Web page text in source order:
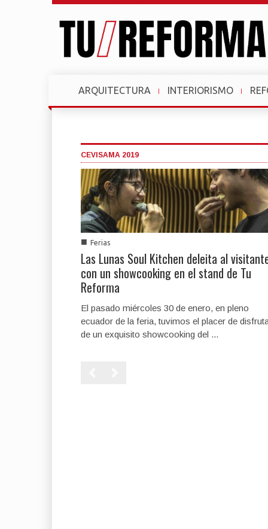
ARQUITECTURA INTERIORISMO
CEVISAMA 2019
■ Ferias
Las Lunas Soul Kitchen deleita al
con un showcooking en el stand de Tu
Reforma
El pasado miércoles 30 de enero, en pleno
ecuador de la feria, tuvimos el placer de
de un exquisito showcooking del ...